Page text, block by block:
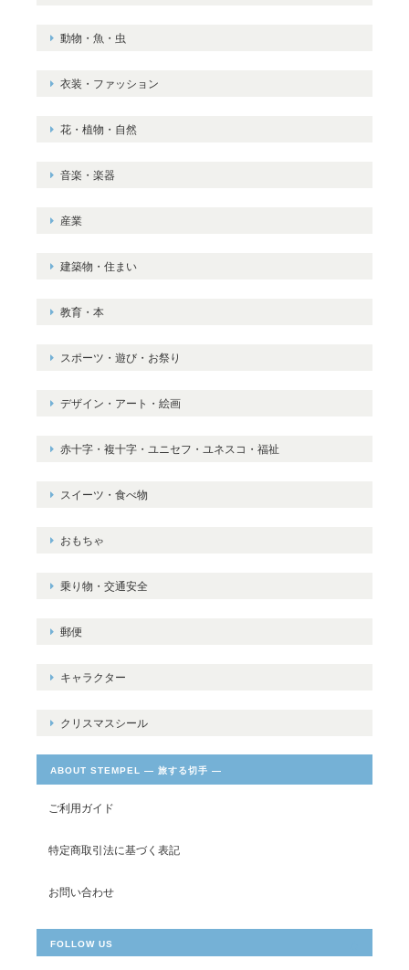
動物・魚・虫
衣装・ファッション
花・植物・自然
音楽・楽器
産業
建築物・住まい
教育・本
スポーツ・遊び・お祭り
デザイン・アート・絵画
赤十字・複十字・ユニセフ・ユネスコ・福祉
スイーツ・食べ物
おもちゃ
乗り物・交通安全
郵便
キャラクター
クリスマスシール
ABOUT STEMPEL ― 旅する切手 ―
ご利用ガイド
特定商取引法に基づく表記
お問い合わせ
FOLLOW US